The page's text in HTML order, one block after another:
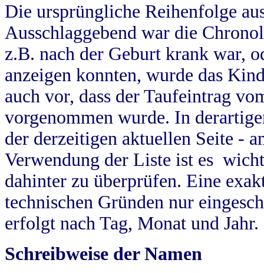
Die ursprüngliche Reihenfolge
Ausschlaggebend war die
z.B. nach der Geburt krank war,
anzeigen konnten, wurde das
auch vor, dass der Taufeintrag
vorgenommen wurde. In
der derzeitigen aktuellen Seite -
Verwendung der Liste ist es
dahinter zu überprüfen. Eine
technischen Gründen nur
erfolgt nach Tag, Monat und Jahr.
Schreibweise der Namen